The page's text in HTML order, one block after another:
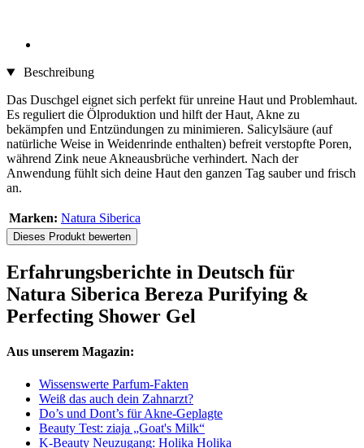
Beschreibung
Das Duschgel eignet sich perfekt für unreine Haut und Problemhaut.
Es reguliert die Ölproduktion und hilft der Haut, Akne zu
bekämpfen und Entzündungen zu minimieren. Salicylsäure (auf
natürliche Weise in Weidenrinde enthalten) befreit verstopfte Poren,
während Zink neue Akneausbrüche verhindert. Nach der
Anwendung fühlt sich deine Haut den ganzen Tag sauber und frisch
an.
Marken: Natura Siberica
Dieses Produkt bewerten
Erfahrungsberichte in Deutsch für
Natura Siberica Bereza Purifying &
Perfecting Shower Gel
Aus unserem Magazin:
Wissenswerte Parfum-Fakten
Weiß das auch dein Zahnarzt?
Do’s und Dont’s für Akne-Geplagte
Beauty Test: ziaja „Goat's Milk“
K-Beauty Neuzugang: Holika Holika